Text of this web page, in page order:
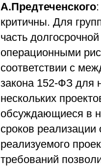
А.Предтеченского
критичны. Для
часть
операционными
соответствии с
закона 152-ФЗ для
нескольких
обсуждающиеся в
сроков
реализуемого
требований